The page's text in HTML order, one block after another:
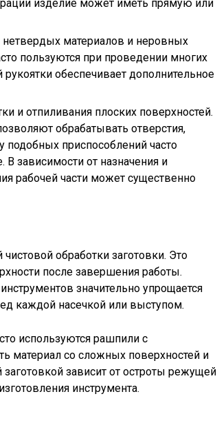
изделие может иметь прямую или
нетвердых материалов и неровных
пользуются при проведении многих
обеспечивает дополнительное
и отпиливания плоских поверхностей.
обрабатывать отверстия,
приспособлений часто
В зависимости от назначения и
рабочей части может существенно
обработки заготовки. Это
после завершения работы.
значительно упрощается
каждой насечкой или выступом.
используются рашпили с
материал со сложных поверхностей и
зависит от остроты режущей
инструмента.